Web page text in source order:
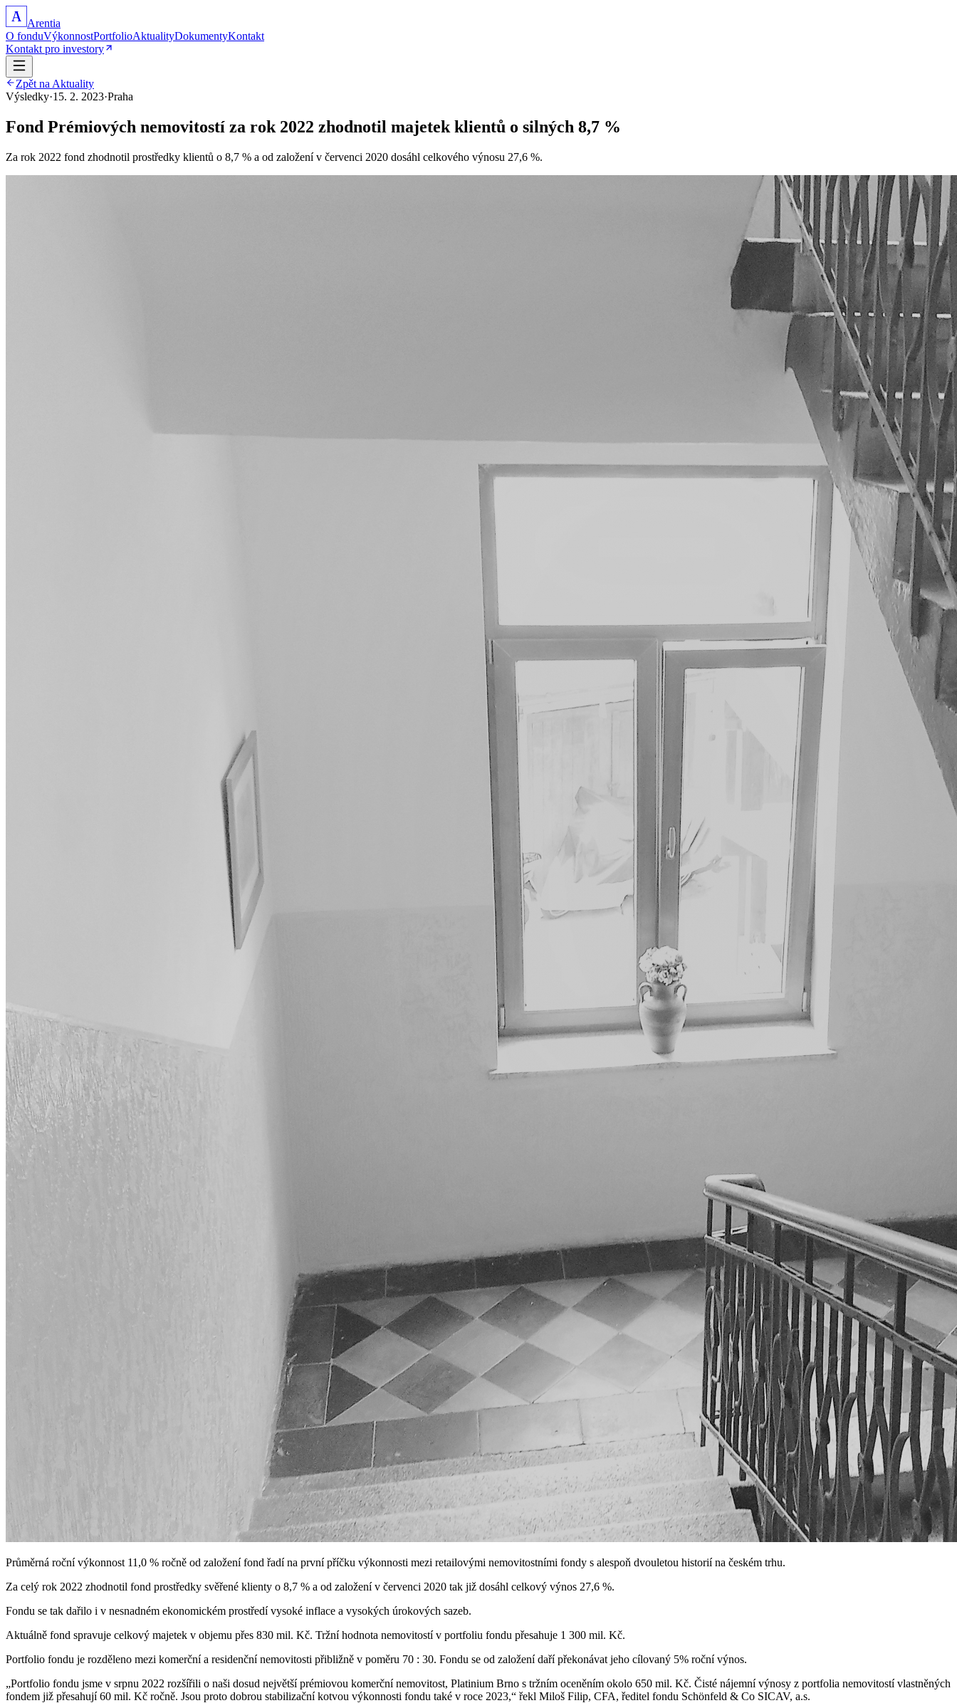
A Arentia
O fonduVýkonnostPortfolioAktualityDokumentyKontakt
Kontakt pro investory
Zpět na Aktuality
Výsledky·15. 2. 2023·Praha
Fond Prémiových nemovitostí za rok 2022 zhodnotil majetek klientů o silných 8,7 %
Za rok 2022 fond zhodnotil prostředky klientů o 8,7 % a od založení v červenci 2020 dosáhl celkového výnosu 27,6 %.
Průměrná roční výkonnost 11,0 % ročně od založení fond řadí na první příčku výkonnosti mezi retailovými nemovitostními fondy s alespoň dvouletou historií na českém trhu.
Za celý rok 2022 zhodnotil fond prostředky svěřené klienty o 8,7 % a od založení v červenci 2020 tak již dosáhl celkový výnos 27,6 %.
Fondu se tak dařilo i v nesnadném ekonomickém prostředí vysoké inflace a vysokých úrokových sazeb.
Aktuálně fond spravuje celkový majetek v objemu přes 830 mil. Kč. Tržní hodnota nemovitostí v portfoliu fondu přesahuje 1 300 mil. Kč.
Portfolio fondu je rozděleno mezi komerční a residenční nemovitosti přibližně v poměru 70 : 30. Fondu se od založení daří překonávat jeho cílovaný 5% roční výnos.
„Portfolio fondu jsme v srpnu 2022 rozšířili o naši dosud největší prémiovou komerční nemovitost, Platinium Brno s tržním oceněním okolo 650 mil. Kč. Čisté nájemní výnosy z portfolia nemovitostí vlastněných
fondem již přesahují 60 mil. Kč ročně. Jsou proto dobrou stabilizační kotvou výkonnosti fondu také v roce 2023,“ řekl Miloš Filip, CFA, ředitel fondu Schönfeld & Co SICAV, a.s.